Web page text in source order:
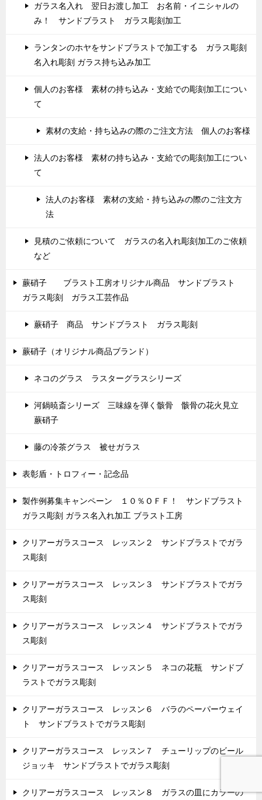
ガラス名入れ 翌日お渡し加工 お名前・イニシャルの
み！ サンドブラスト ガラス彫刻加工
ランタンのホヤをサンドブラストで加工する ガラス彫刻
名入れ彫刻 ガラス持ち込み加工
個人のお客様 素材の持ち込み・支給での彫刻加工につい
て
素材の支給・持ち込みの際のご注文方法 個人のお客様
法人のお客様 素材の持ち込み・支給での彫刻加工につい
て
法人のお客様 素材の支給・持ち込みの際のご注文方
法
見積のご依頼について ガラスの名入れ彫刻加工のご依頼
など
蕨硝子 ブラスト工房オリジナル商品 サンドブラスト
ガラス彫刻 ガラス工芸作品
蕨硝子 商品 サンドブラスト ガラス彫刻
蕨硝子（オリジナル商品ブランド）
ネコのグラス ラスターグラスシリーズ
河鍋暁斎シリーズ 三味線を弾く骸骨 骸骨の花火見立
蕨硝子
藤の冷茶グラス 被せガラス
表彰盾・トロフィー・記念品
製作例募集キャンペーン １０％ＯＦＦ！ サンドブラスト
ガラス彫刻 ガラス名入れ加工 ブラスト工房
クリアーガラスコース レッスン２ サンドブラストでガラ
ス彫刻
クリアーガラスコース レッスン３ サンドブラストでガラ
ス彫刻
クリアーガラスコース レッスン４ サンドブラストでガラ
ス彫刻
クリアーガラスコース レッスン５ ネコの花瓶 サンドブ
ラストでガラス彫刻
クリアーガラスコース レッスン６ バラのペーパーウェイ
ト サンドブラストでガラス彫刻
クリアーガラスコース レッスン７ チューリップのビール
ジョッキ サンドブラストでガラス彫刻
クリアーガラスコース レッスン８ ガラスの皿にカラーの